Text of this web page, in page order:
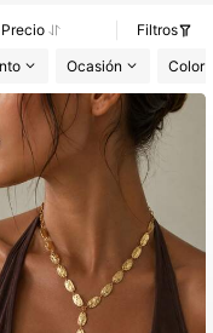
Precio
Filtros
Ocasión Color